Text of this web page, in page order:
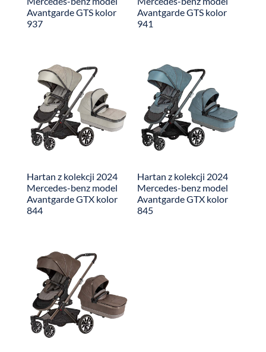
Avantgarde GTS kolor
937
Avantgarde GTS kolor
941
Hartan z kolekcji 2024
Mercedes-benz model
Avantgarde GTX kolor
844
Hartan z kolekcji 2024
Mercedes-benz model
Avantgarde GTX kolor
845